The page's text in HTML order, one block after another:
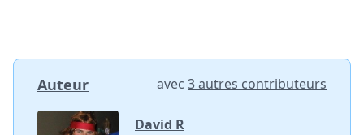
Auteur avec 3 autres contributeurs
David R